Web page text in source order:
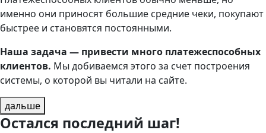
именно они приносят большие средние чеки, покупают
быстрее и становятся постоянными.
Наша задача — привести много платежеспособных
клиентов. Мы добиваемся этого за счет построения
системы, о которой вы читали на сайте.
дальше
Остался последний шаг!